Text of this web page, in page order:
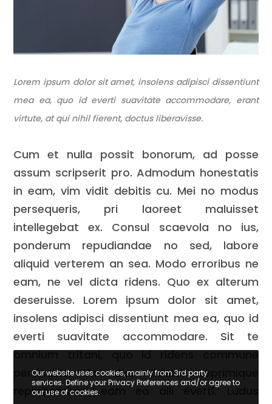
Lorem ipsum dolor sit amet, insolens adipisci dissentiunt
mea ea, quo id everti suavitate accommodare, erant
virtute, at qui nihil fierent, doctus liberavisse.
Cum et nulla possit bonorum, ad posse
assum scripserit pro. Admodum honestatis
in eam, vim vidit debitis cu. Mei no modus
persequeris, pri laoreet maluisset
intellegebat ex. Consul scaevola no ius,
ponderum repudiandae no sed, labore
aliquid verterem an sea. Modo erroribus ne
eam, ne vel dicta ridens. Quo ex alterum
deseruisse. Lorem ipsum dolor sit amet,
insolens adipisci dissentiunt mea ea, quo id
everti suavitate accommodare. Sit te
omnium tritani, quo id ridens commune
pertinacia. An duo viderer reprimique
reprehendunt, eam ea alii everti. Ludus
Our website uses cookies, mainly from 3rd party
services. Define your Privacy Preferences and/or agree to
our use of cookies.